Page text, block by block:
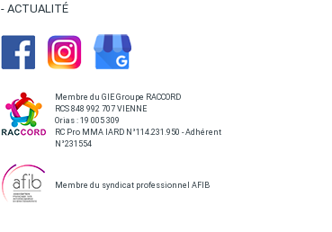
- ACTUALITÉ
Membre du GIE Groupe RACCORD
RCS 848 992 707 VIENNE
Orias : 19 005 309
RC Pro MMA IARD N°114.231.950 - Adhérent
N°231554
Membre du syndicat professionnel AFIB